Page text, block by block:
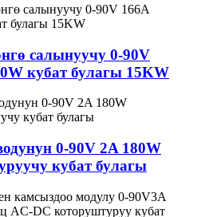
салынуучу 0-90V
кубат булагы 15KW
0-90V 2A 180W
кубат булагы